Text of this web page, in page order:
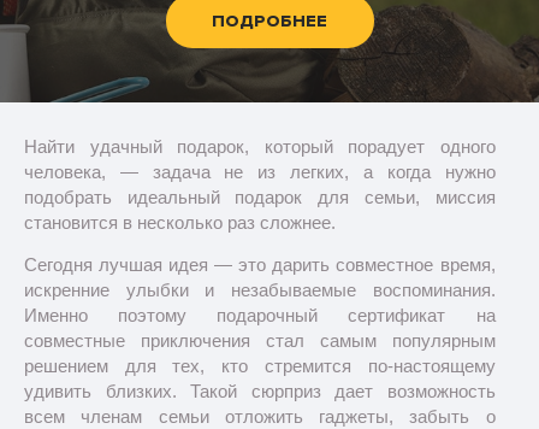
ПОДРОБНЕЕ
Найти удачный подарок, который порадует одного
человека, — задача не из легких, а когда нужно
подобрать идеальный подарок для семьи, миссия
становится в несколько раз сложнее.
Сегодня лучшая идея — это дарить совместное время,
искренние улыбки и незабываемые воспоминания.
Именно поэтому подарочный сертификат на
совместные приключения стал самым популярным
решением для тех, кто стремится по-настоящему
удивить близких. Такой сюрприз дает возможность
всем членам семьи отложить гаджеты, забыть о